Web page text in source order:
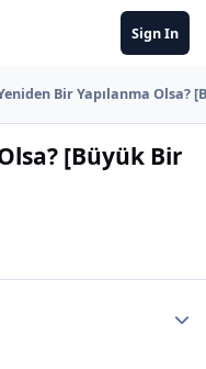
Sign In
Bir Yapılanma Olsa?
[Büyük Bir